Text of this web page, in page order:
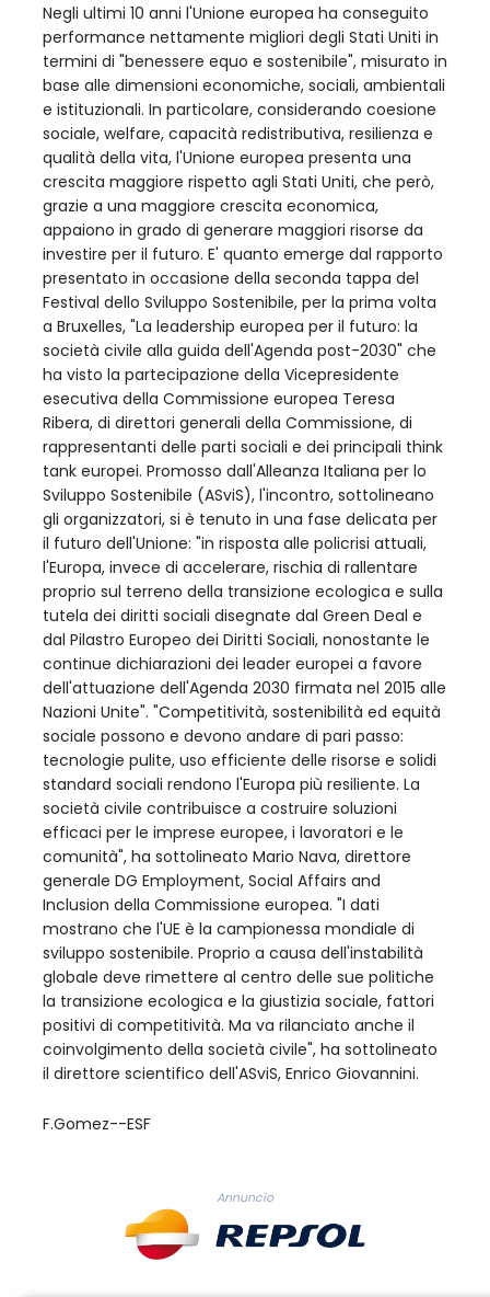
Negli ultimi 10 anni l'Unione europea ha conseguito
performance nettamente migliori degli Stati Uniti in
termini di "benessere equo e sostenibile", misurato in
base alle dimensioni economiche, sociali, ambientali
e istituzionali. In particolare, considerando coesione
sociale, welfare, capacità redistributiva, resilienza e
qualità della vita, l'Unione europea presenta una
crescita maggiore rispetto agli Stati Uniti, che però,
grazie a una maggiore crescita economica,
appaiono in grado di generare maggiori risorse da
investire per il futuro. E' quanto emerge dal rapporto
presentato in occasione della seconda tappa del
Festival dello Sviluppo Sostenibile, per la prima volta
a Bruxelles, "La leadership europea per il futuro: la
società civile alla guida dell'Agenda post-2030" che
ha visto la partecipazione della Vicepresidente
esecutiva della Commissione europea Teresa
Ribera, di direttori generali della Commissione, di
rappresentanti delle parti sociali e dei principali think
tank europei. Promosso dall'Alleanza Italiana per lo
Sviluppo Sostenibile (ASviS), l'incontro, sottolineano
gli organizzatori, si è tenuto in una fase delicata per
il futuro dell'Unione: "in risposta alle policrisi attuali,
l'Europa, invece di accelerare, rischia di rallentare
proprio sul terreno della transizione ecologica e sulla
tutela dei diritti sociali disegnate dal Green Deal e
dal Pilastro Europeo dei Diritti Sociali, nonostante le
continue dichiarazioni dei leader europei a favore
dell'attuazione dell'Agenda 2030 firmata nel 2015 alle
Nazioni Unite". "Competitività, sostenibilità ed equità
sociale possono e devono andare di pari passo:
tecnologie pulite, uso efficiente delle risorse e solidi
standard sociali rendono l'Europa più resiliente. La
società civile contribuisce a costruire soluzioni
efficaci per le imprese europee, i lavoratori e le
comunità", ha sottolineato Mario Nava, direttore
generale DG Employment, Social Affairs and
Inclusion della Commissione europea. "I dati
mostrano che l'UE è la campionessa mondiale di
sviluppo sostenibile. Proprio a causa dell'instabilità
globale deve rimettere al centro delle sue politiche
la transizione ecologica e la giustizia sociale, fattori
positivi di competitività. Ma va rilanciato anche il
coinvolgimento della società civile", ha sottolineato
il direttore scientifico dell'ASviS, Enrico Giovannini.
F.Gomez--ESF
Annuncio